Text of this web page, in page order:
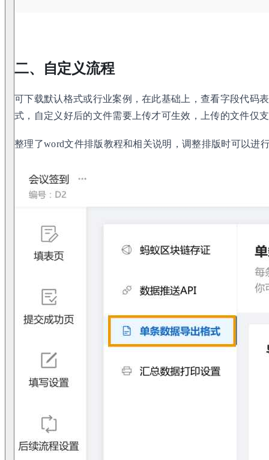
二、自定义流程
可下载默认格式或行业案例，在此基础上，查看字段代码
式，自定义好后的文件需要上传才可生效，上传的文件仅
整理了word文件排版教程和相关说明，调整排版时可以进